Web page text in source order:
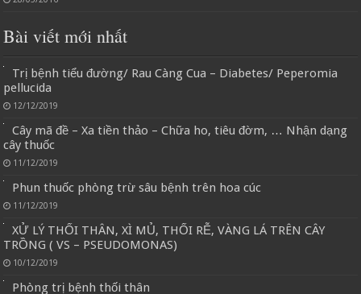
Bài viết mới nhất
Trị bệnh tiểu đường/ Rau Càng Cua – Diabetes/ Peperomia
pellucida
12/12/2019
Cây mã đề – Xa tiền thảo – Chữa ho, tiêu đờm, … Nhận dạng
cây thuốc
11/12/2019
Phun thuốc phòng trừ sâu bệnh trên hoa cúc
11/12/2019
XỬ LÝ THỐI THÂN, XÌ MỦ, THỐI RỄ, VÀNG LÁ TRÊN CÂY
TRỒNG ( VS – PSEUDOMONAS)
10/12/2019
Phòng trị bệnh thối thân